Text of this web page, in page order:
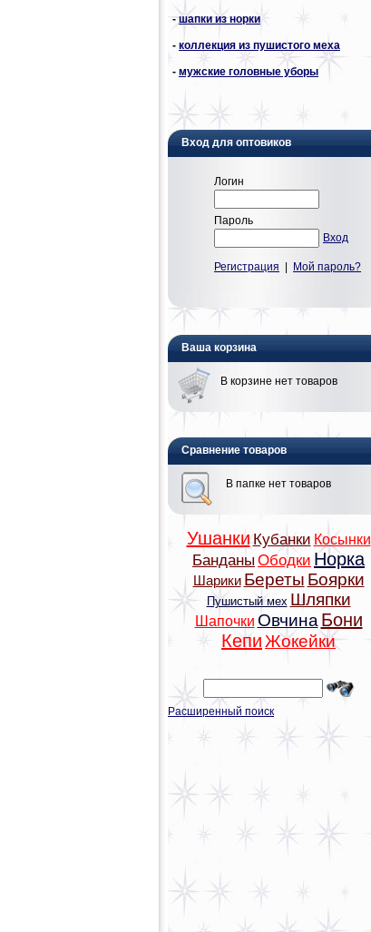
-шапки из норки
- коллекция из пушистого меха
- мужские головные уборы
Вход для оптовиков
Логин
Пароль
Вход
Регистрация Мой пароль?
Ваша корзина
В корзине нет товаров
Сравнение товаров
В папке нет товаров
Ушанки Кубанки Косынки
Банданы Ободки Норка
Шарики Береты Боярки
Пушистый мех Шляпки
Шапочки Овчина Бони
Кепи Жокейки
Расширенный поиск